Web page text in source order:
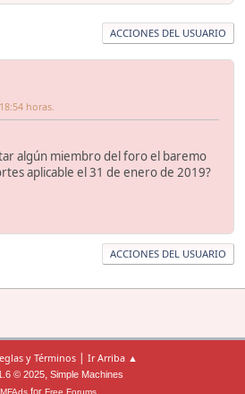
ACCIONES DEL USUARIO
horas.
algún miembro del foro el baremo
aplicable el 31 de enero de 2019?
ACCIONES DEL USUARIO
y Términos | Ir Arriba ▲
© 2025, Simple Machines
for Free Forums